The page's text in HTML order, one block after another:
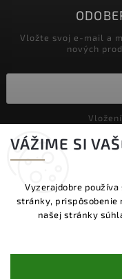
VÁŽIME SI
Vyzerajdobre
stránky, prispôsobenie
našej stránky
DOPRAVA
PRACOVNÝCH
VÝMENA TOVARU |
Vložte svoj e-mail a
nových
Copyright 2026